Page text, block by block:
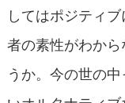
してはポジティ
者の素性がわか
うか。今の世の